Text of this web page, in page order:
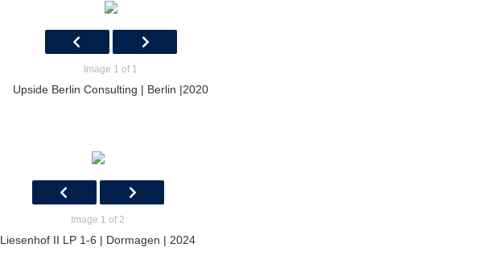
Image 1 of 1
Upside Berlin Consulting | Berlin |2020
Image 1 of 2
Liesenhof II LP 1-6 | Dormagen | 2024